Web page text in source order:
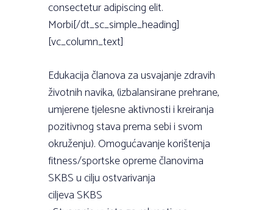
consectetur adipiscing elit.
Morbi[/dt_sc_simple_heading]
[vc_column_text]
Edukacija članova za usvajanje zdravih
životnih navika, (izbalansirane prehrane,
umjerene tjelesne aktivnosti i kreiranja
pozitivnog stava prema sebi i svom
okruženju). Omogućavanje korištenja
fitness/sportske opreme članovima
SKBS u cilju ostvarivanja
ciljeva SKBS